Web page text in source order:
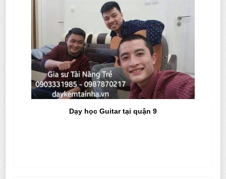
Dạy học Guitar tại quận 9